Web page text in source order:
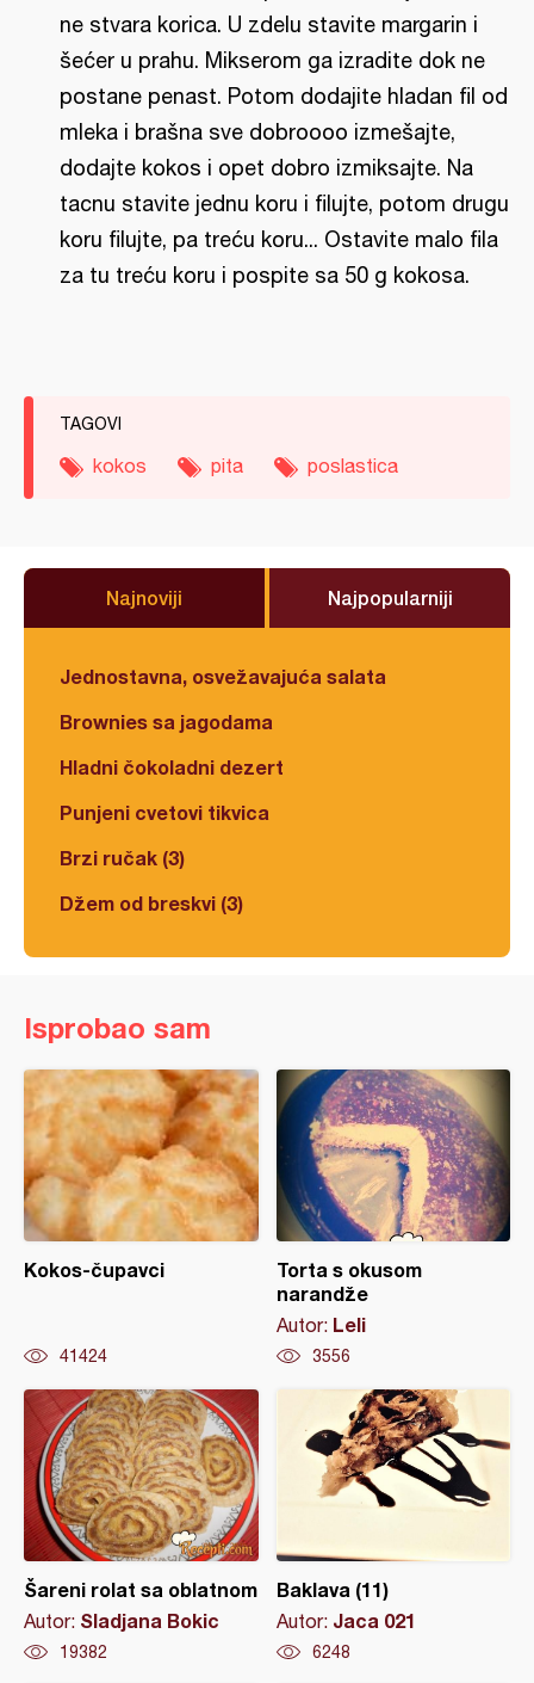
ne stvara korica. U zdelu stavite margarin i
šećer u prahu. Mikserom ga izradite dok ne
postane penast. Potom dodajite hladan fil od
mleka i brašna sve dobroooo izmešajte,
dodajte kokos i opet dobro izmiksajte. Na
tacnu stavite jednu koru i filujte, potom drugu
koru filujte, pa treću koru... Ostavite malo fila
za tu treću koru i pospite sa 50 g kokosa.
TAGOVI
kokos pita poslastica
Najnoviji Najpopularniji
Jednostavna, osvežavajuća salata
Brownies sa jagodama
Hladni čokoladni dezert
Punjeni cvetovi tikvica
Brzi ručak (3)
Džem od breskvi (3)
Isprobao sam
Kokos-čupavci
41424
Torta s okusom
narandže
Autor: Leli
3556
Šareni rolat sa oblatnom
Autor: Sladjana Bokic
19382
Baklava (11)
Autor: Jaca 021
6248